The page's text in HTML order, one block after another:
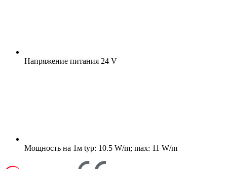
Напряжение питания 24 V
Мощность на 1м typ: 10.5 W/m; max: 11 W/m